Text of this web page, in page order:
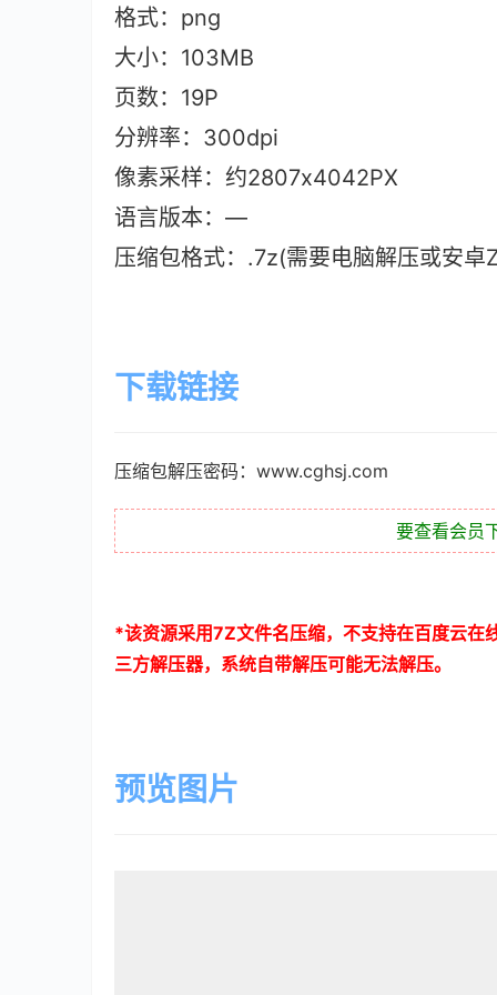
格式：png
大小：103MB
页数：19P
分辨率：300dpi
像素采样：约2807x4042PX
语言版本：—
压缩包格式：.7z(需要电脑解压或安
下载链接
压缩包解压密码：www.cghsj.com
要查看会员
*该资源采用7Z文件名压缩，不支持在百度云在
三方解压器，系统自带解压可能无法解压。
预览图片